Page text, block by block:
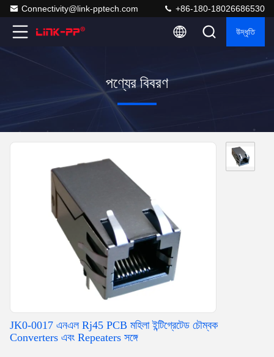
Connectivity@link-pptech.com +86-180-18026686530
উদ্ধৃতি
পণ্যের বিবরণ
JK0-0017 এনএল Rj45 PCB মহিলা ইন্টিগ্রেটেড চৌম্বক
Converters এবং Repeaters সঙ্গে